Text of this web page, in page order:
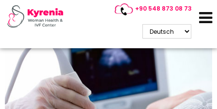
+90 548 873 08 73
Tandemzyklus